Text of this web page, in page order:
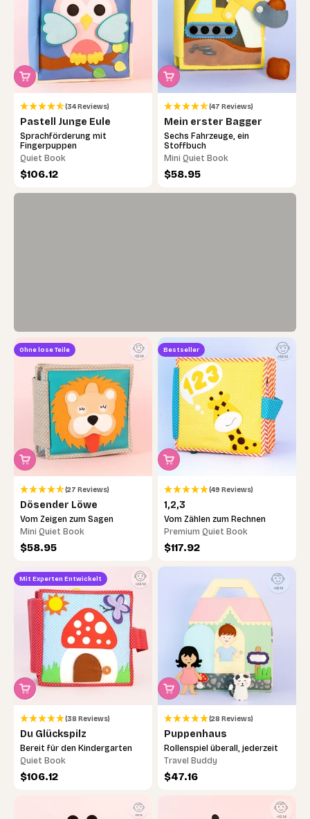
(34 Reviews)
Pastell Junge Eule
Sprachförderung mit
Fingerpuppen
Quiet Book
Angebot
$106.12
Noch unsicher, welches das richtige ist?
Mach das 30-Sekunden-Quiz – wir finden
gemeinsam das passende Lernspielzeug.
Jetzt loslegen →
(47 Reviews)
Mein erster Bagger
Sechs Fahrzeuge, ein
Stoffbuch
Mini Quiet Book
Angebot
$58.95
Ohne lose Teile
(27 Reviews)
Dösender Löwe
Vom Zeigen zum Sagen
Mini Quiet Book
Angebot
$58.95
Bestseller
(49 Reviews)
1,2,3
Vom Zählen zum Rechnen
Premium Quiet Book
Angebot
$117.92
Mit Experten Entwickelt
(38 Reviews)
Du Glückspilz
Bereit für den Kindergarten
Quiet Book
Angebot
$106.12
(28 Reviews)
Puppenhaus
Rollenspiel überall, jederzeit
Travel Buddy
Angebot
$47.16